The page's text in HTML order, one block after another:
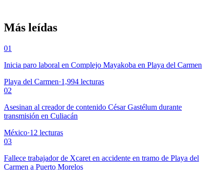
Más leídas
01
Inicia paro laboral en Complejo Mayakoba en Playa del Carmen
Playa del Carmen·1,994 lecturas
02
Asesinan al creador de contenido César Gastélum durante
transmisión en Culiacán
México·12 lecturas
03
Fallece trabajador de Xcaret en accidente en tramo de Playa del
Carmen a Puerto Morelos